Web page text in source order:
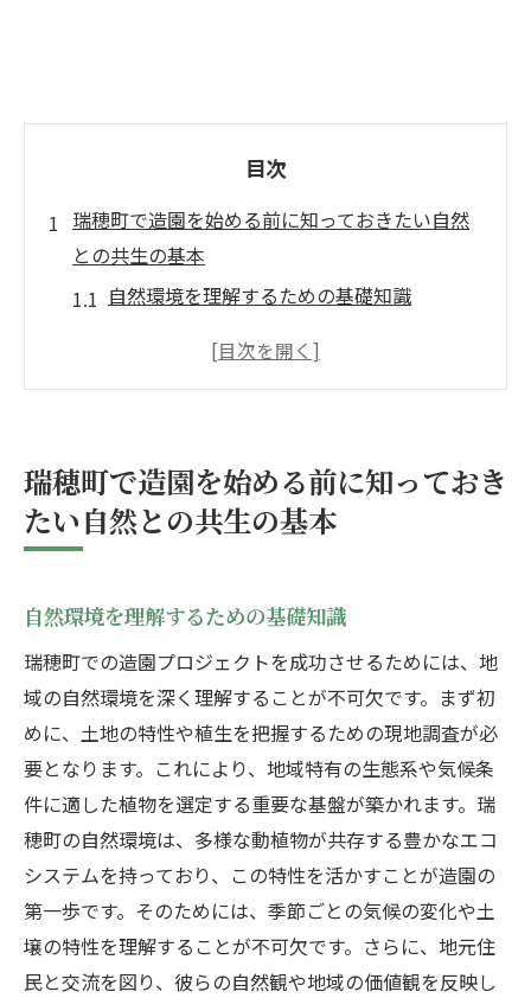
目次
瑞穂町で造園を始める前に知っておきたい自然
との共生の基本
自然環境を理解するための基礎知識
地域の気候と植物選定のポイント
地域住民との環境協調を考慮した造園
造園で瑞穂町の四季を楽しむ庭作りのアイデア
夏の涼を感じる水辺の造園
秋の紅葉を楽しむ演出方法
冬景色を魅せる庭の工夫
四季折々の植物を取り入れるメリット
季節ごとのメンテナンスの重要性
地域特有の植物を活かした瑞穂町での造園の工
夫
瑞穂町で育つ代表的な植物の紹介
在来種と外来種を組み合わせる技術
地域特有の植物を生かした景観作り
瑞穂町で造園を始める前に知っておき
たい自然との共生の基本
自然環境を理解するための基礎知識
瑞穂町での造園プロジェクトを成功させるためには、地
域の自然環境を深く理解することが不可欠です。まず初
めに、土地の特性や植生を把握するための現地調査が必
要となります。これにより、地域特有の生態系や気候条
件に適した植物を選定する重要な基盤が築かれます。瑞
穂町の自然環境は、多様な動植物が共存する豊かなエコ
システムを持っており、この特性を活かすことが造園の
第一歩です。そのためには、季節ごとの気候の変化や土
壌の特性を理解することが不可欠です。さらに、地元住
民と交流を図り、彼らの自然観や地域の価値観を反映し